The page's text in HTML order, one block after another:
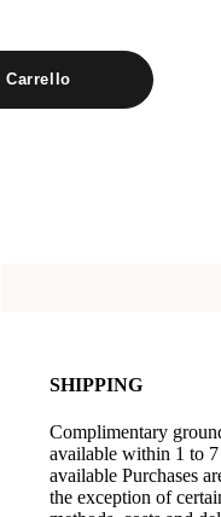
SHIPPING
Complimentary
available within 1 to
available Purchases
the exception of